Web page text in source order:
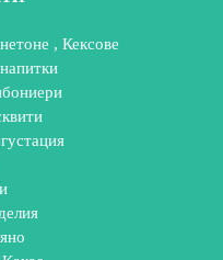
, Кексове